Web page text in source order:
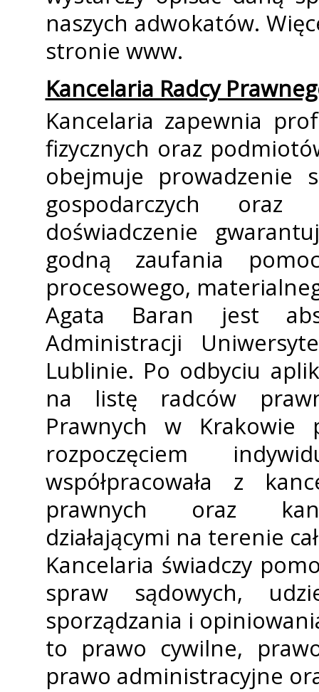
naszych adwokatów.
stronie www.
Kancelaria Radcy
Kancelaria zapewnia
fizycznych oraz
obejmuje prowadzenie
gospodarczych oraz
doświadczenie
godną zaufania
procesowego,
Agata Baran jest
Administracji
Lublinie. Po odbyciu
na listę radców
Prawnych w Krakowie
rozpoczęciem
współpracowała z
prawnych oraz
działającymi na terenie
Kancelaria świadczy
spraw sądowych,
sporządzania i
to prawo cywilne,
prawo administracyjne